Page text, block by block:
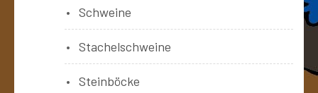
Schweine
Stachelschweine
Steinböcke